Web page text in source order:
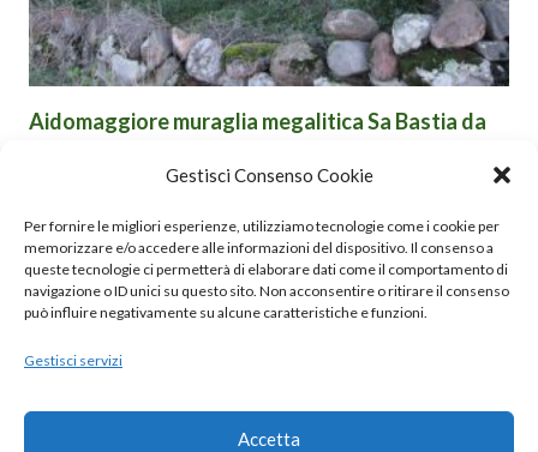
Gestisci Consenso Cookie
Per fornire le migliori esperienze, utilizziamo tecnologie come i cookie per
memorizzare e/o accedere alle informazioni del dispositivo. Il consenso a
queste tecnologie ci permetterà di elaborare dati come il comportamento di
navigazione o ID unici su questo sito. Non acconsentire o ritirare il consenso
può influire negativamente su alcune caratteristiche e funzioni.
Gestisci servizi
Accetta
Aidomaggiore muraglia megalitica Sa Bastia da
Nuraghe con un sistema di antemurali attorno, visibili dalla
Comune:AIDOMAGGIORE
Oristano
Autore:
Codice Geo:NUR6292
> Scheda Geoportale
antoniopalumbo.it